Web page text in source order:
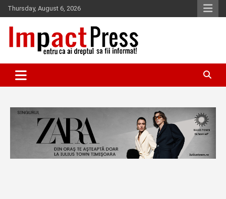
Skip
to
content
Thursday, August 6, 2026
IMPACTPRESS